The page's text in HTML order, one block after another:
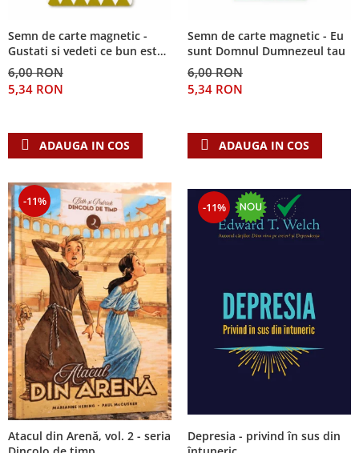
Suferinta
Viata din belsug
Viata de zi cu zi
Despre afaceri
Leadership
Mediu
Sanatate / nutritie
Semn de carte magnetic -
Gustati si vedeti ce bun este
Domnul!
6,00 RON
5,34 RON
ADAUGA IN COS
Semn de carte magnetic - Eu
sunt Domnul Dumnezeul tau
6,00 RON
5,34 RON
ADAUGA IN COS
-11%
Atacul din Arenă, vol. 2 - seria
-11%
Depresia - privind în sus din